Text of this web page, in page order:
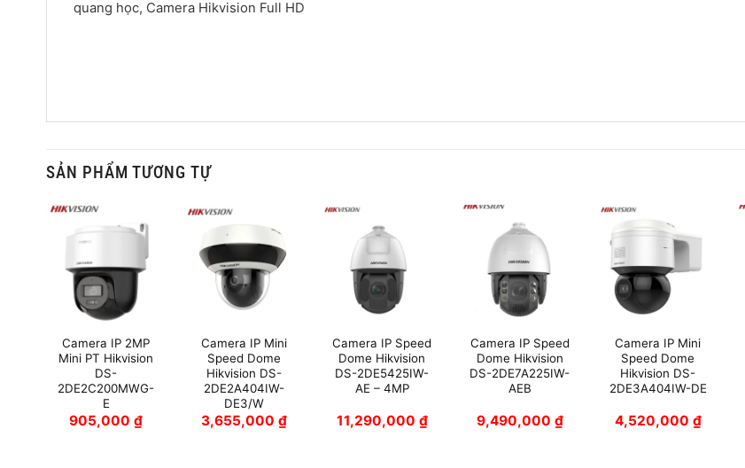
quang học, Camera Hikvision Full HD
SẢN PHẨM TƯƠNG TỰ
Camera IP 2MP
Mini PT Hikvision
DS-
2DE2C200MWG-
E
905,000₫
Camera IP Mini
Speed Dome
Hikvision DS-
2DE2A404IW-
DE3/W
3,655,000₫
Camera IP Speed
Dome Hikvision
DS-2DE5425IW-
AE – 4MP
11,290,000 ₫
Camera IP Speed
Dome Hikvision
DS-2DE7A225IW-
AEB
9,490,000 ₫
Camera IP Mini
Speed Dome
Hikvision DS-
2DE3A404IW-DE
4,520,000 ₫